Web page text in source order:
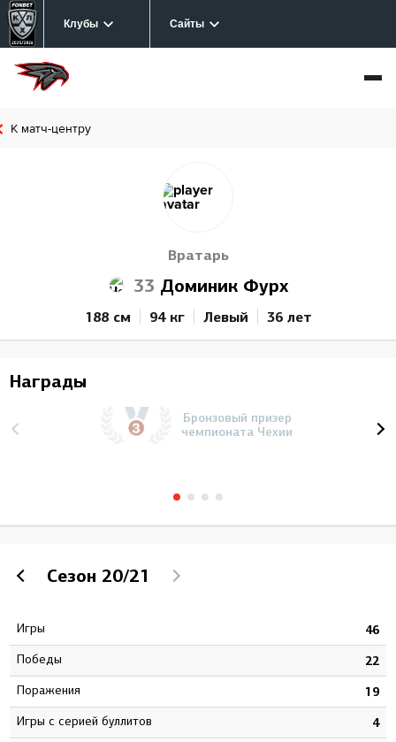
Клубы Сайты
К матч-центру
Вратарь
33 Доминик Фурх
188 см 94 кг Левый 36 лет
Награды
Бронзовый призер
чемпионата Чехии
Сезон 20/21
Игры 46
Победы 22
Поражения 19
Игры с серией буллитов 4